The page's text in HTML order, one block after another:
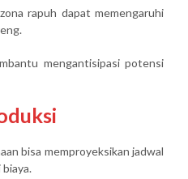
rapuh dapat memengaruhi
mengantisipasi potensi
bisa memproyeksikan jadwal